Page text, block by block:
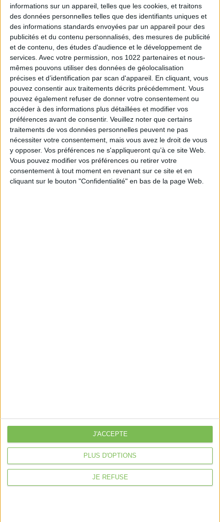
informations sur un appareil, telles que les cookies, et traitons
des données personnelles telles que des identifiants uniques et
des informations standards envoyées par un appareil pour des
publicités et du contenu personnalisés, des mesures de publicité
et de contenu, des études d'audience et le développement de
services. Avec votre permission, nos 1022 partenaires et nous-
mêmes pouvons utiliser des données de géolocalisation
précises et d’identification par scan d'appareil. En cliquant, vous
pouvez consentir aux traitements décrits précédemment. Vous
pouvez également refuser de donner votre consentement ou
accéder à des informations plus détaillées et modifier vos
préférences avant de consentir. Veuillez noter que certains
traitements de vos données personnelles peuvent ne pas
nécessiter votre consentement, mais vous avez le droit de vous
y opposer. Vos préférences ne s'appliqueront qu’à ce site Web.
Vous pouvez modifier vos préférences ou retirer votre
consentement à tout moment en revenant sur ce site et en
cliquant sur le bouton "Confidentialité" en bas de la page Web.
PLUS D'OPTIONS
JE REFUSE
J'ACCEPTE
Dans le cadre d’une foire aux questions publiée sur
son site, le ministère du Travail, de la Santé et des
Solidarités a précisé que les entreprises impactées
par l’organisation des Jeux Olympiques et
Paralympiques (JOP) ne pourront recourir à l’activité
partielle que dans des cas très exceptionnels,
notamment pour les entreprises du BTP et celles
directement affectées par des mesures
administratives de fermeture.
Les entreprises doivent privilégier des alternatives
comme l’adaptation des horaires de travail, le
Nos services
Nos packs
libérale
Je gère mon activité
Je sécurise mon activité